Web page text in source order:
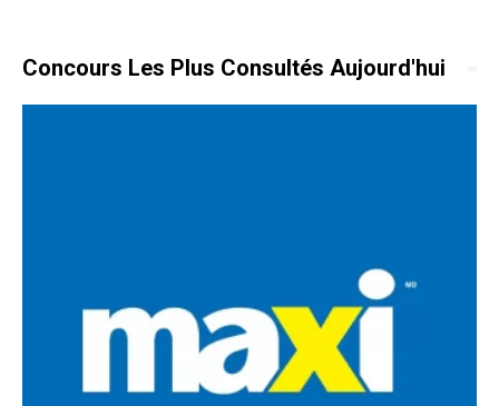
Concours Les Plus Consultés Aujourd'hui